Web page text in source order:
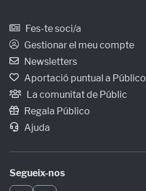
Fes-te soci/a
Gestionar el meu compte
Newsletters
Aportació puntual a Público
La comunitat de Públic
Regala Público
Ajuda
Segueix-nos